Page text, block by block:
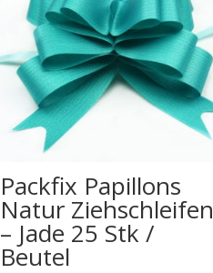
Packfix Papillons
Natur Ziehschleifen
– Jade 25 Stk /
Beutel